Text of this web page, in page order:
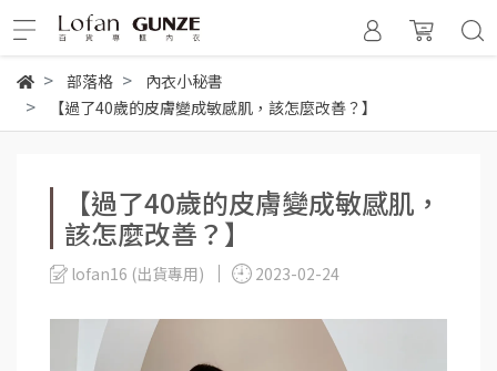
部落格
內衣小秘書
【過了40歲的皮膚變成敏感肌，該怎麼改善？】
【過了40歲的皮膚變成敏感肌，
該怎麼改善？】
lofan16 (出貨專用) 2023-02-24